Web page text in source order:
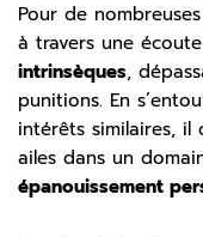
Pour de
à travers une
intrinsèques,
punitions. En
intérêts similaires, il
ailes dans un
épanouissement